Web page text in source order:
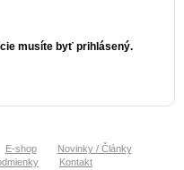
musíte byť prihlásený.
E-shop
Novinky / Články
Kontakt